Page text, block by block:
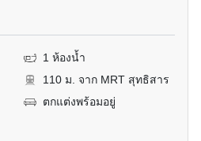
1 ห้องน้ำ
110 ม. จาก MRT สุทธิสาร
ตกแต่งพร้อมอยู่